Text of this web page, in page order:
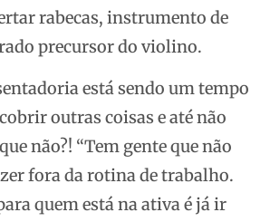
rabecas, instrumento de
precursor do violino.
está sendo um tempo
outras coisas e até não
não?! “Tem gente que não
fora da rotina de trabalho.
quem está na ativa é já ir